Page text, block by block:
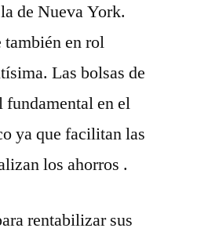
de Nueva York.
también en rol
Las bolsas de
fundamental en el
ya que facilitan las
los ahorros .
rentabilizar sus